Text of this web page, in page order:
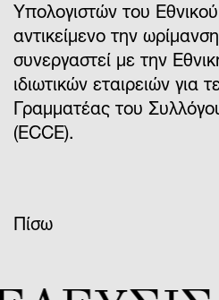
Υπολογιστών του
αντικείμενο την
συνεργαστεί με την
ιδιωτικών εταιρειών
Γραμματέας του
(ECCE).
Πίσω